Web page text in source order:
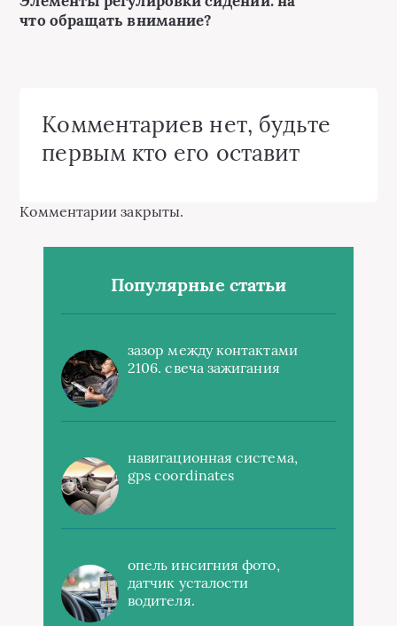
что обращать внимание?
Комментариев нет, будьте
первым кто его оставит
Комментарии закрыты.
Популярные статьи
зазор между контактами
2106. свеча зажигания
навигационная система,
gps coordinates
опель инсигния фото,
датчик усталости
водителя.